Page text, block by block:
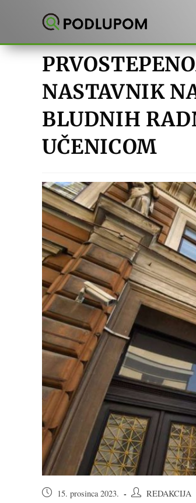
NASTAVNIK
BLUDNIH
UČENICOM
Objava15. prosinca 2023.
AutorREDAKCIJA